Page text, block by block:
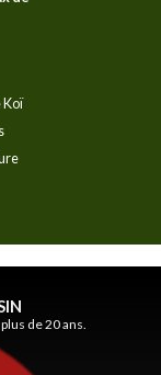
Koï
de 20 ans.